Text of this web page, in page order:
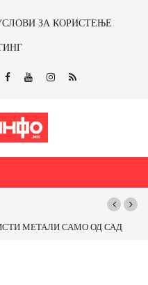
ЗА КОРИСТЕЊЕ
МЕТАЛИ САМО ОД САД